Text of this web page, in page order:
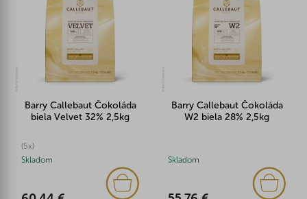
Barry Callebaut Čokoláda
biela Velvet 32% 2,5kg
(5x)
Skladom
Barry Callebaut Čokoláda
W2 biela 28% 2,5kg
Skladom